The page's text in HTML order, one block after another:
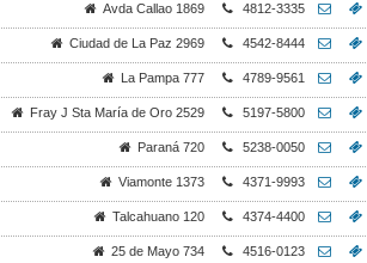
Avda Callao 1869 4812-3335
Ciudad de La Paz 2969 4542-8444
La Pampa 777 4789-9561
Fray J Sta María de Oro 2529 5197-5800
Paraná 720 5238-0050
Viamonte 1373 4371-9993
Talcahuano 120 4374-4400
25 de Mayo 734 4516-0123